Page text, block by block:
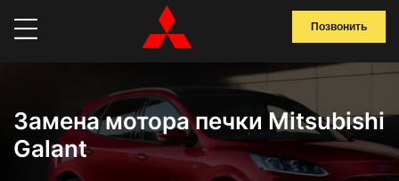
Позвонить
Замена мотора печки Mitsubishi
Galant